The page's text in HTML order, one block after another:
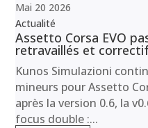
Mai 20 2026
Actualité
Assetto Corsa EVO
retravaillés et
Kunos Simulazioni
mineurs pour Assetto
après la version 0.6, la
focus double :...